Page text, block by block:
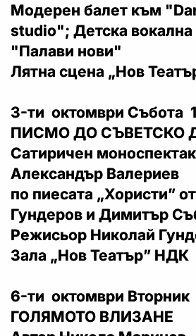
Модерен балет към
studio"; Детска вокална
"Палави нови"
Лятна сцена „Нов
3-ти октомври Събота
ПИСМО ДО СЪВЕТСКО
Сатиричен
Александър Валериев
по пиесата „Хористи”
Гундеров и Димитър
Режисьор Николай
Зала „Нов Театър” НДК
6-ти октомври Вторник
ГОЛЯМОТО ВЛИЗАНЕ